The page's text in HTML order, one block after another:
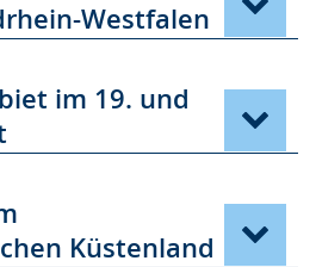
Westfalen
im 19. und
Küstenland